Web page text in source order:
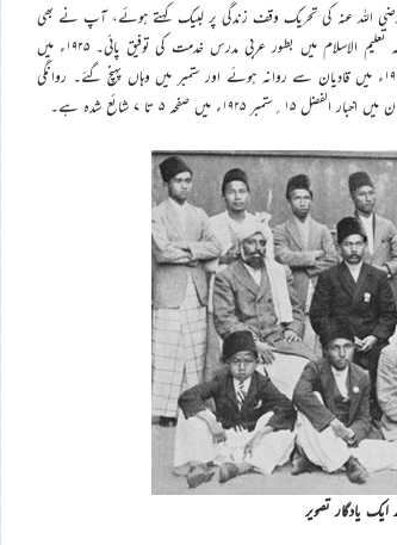
بعد ۱۹۱۷ء میں حضرت خلیفۃ المسیح الثانی رضی اللہ عنہ کی تحریک وقف زندگی پر لبیک کہتے ہوئے، آپ نے بھی
اپنا نام حضور کی خدمت میں پیش کر دیا اور ۱۹۲۱ء میں مبلغین کلاس پاس کر لی۔ کچھ عرصہ مدرسہ تعلیم الاسلام میں بطور عربی مدرس خدمت کی توفیق پائی۔ ۱۹۲۵ء میں
حضرت مصلح موعود رضی اللہ عنہ نے آپ کو انڈونیشیا جانے کا ارشاد فرمایا۔چنانچہ آپ اگست ۱۹۲۵ء میں قادیان سے روانہ ہوئے اور ستمبر میں وہاں پہنچ گئے۔ روانگی
۵ تا ۷ شائع شدہ ہے۔
یادگار تصویر